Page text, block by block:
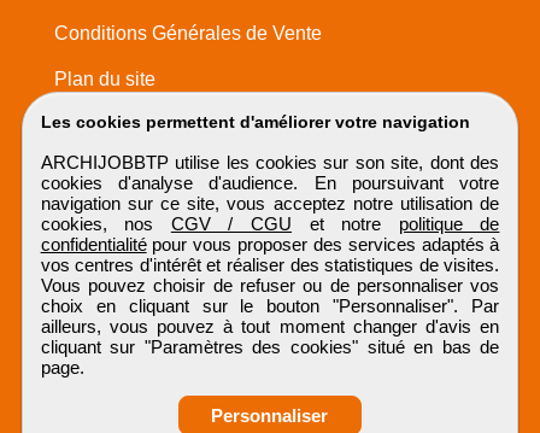
Les cookies permettent d'améliorer votre navigation
ARCHIJOBBTP utilise les cookies sur son site, dont des
cookies d'analyse d'audience. En poursuivant votre
navigation sur ce site, vous acceptez notre utilisation de
cookies, nos CGV / CGU et notre politique de
confidentialitépour vous proposer des services adaptés à
vos centres d'intérêt et réaliser des statistiques de visites.
Vous pouvez choisir de refuser ou de personnaliser vos
choix en cliquant sur le bouton "Personnaliser". Par
ailleurs, vous pouvez à tout moment changer d'avis en
cliquant sur "Paramètres des cookies" situé en bas de
page.
Personnaliser
Conditions Générales de Vente
Plan du site